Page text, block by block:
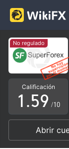
No regulado
Calificación
0
1
2
3
.
1
2
3
4
5
6
7
5
6
7
8
9 /10
Abrir